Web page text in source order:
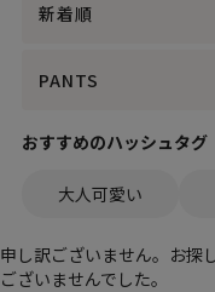
新着順
PANTS
おすすめのハッシュタグ
大人可愛い
申し訳ございません。お探
ございませんでした。